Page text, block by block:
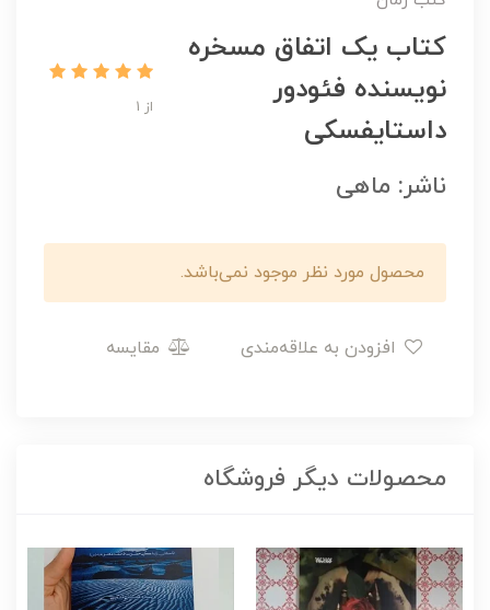
کتاب یک اتفاق مسخره
نویسنده فئودور
داستایفسکی
از 1
ناشر: ماهی
محصول مورد نظر موجود نمی‌باشد.
مقایسه
محصولات دیگر فروشگاه